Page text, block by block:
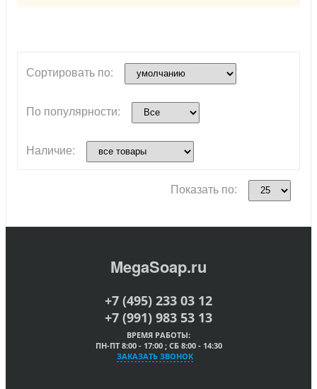
Сортировать по:
По популярности:
Наличие:
Показать по:
MegaSoap.ru
+7 (495) 233 03 12
+7 (991) 983 53 13
ВРЕМЯ РАБОТЫ:
ПН-ПТ 8:00 - 17:00 ; СБ 8:00 - 14:30
ЗАКАЗАТЬ ЗВОНОК